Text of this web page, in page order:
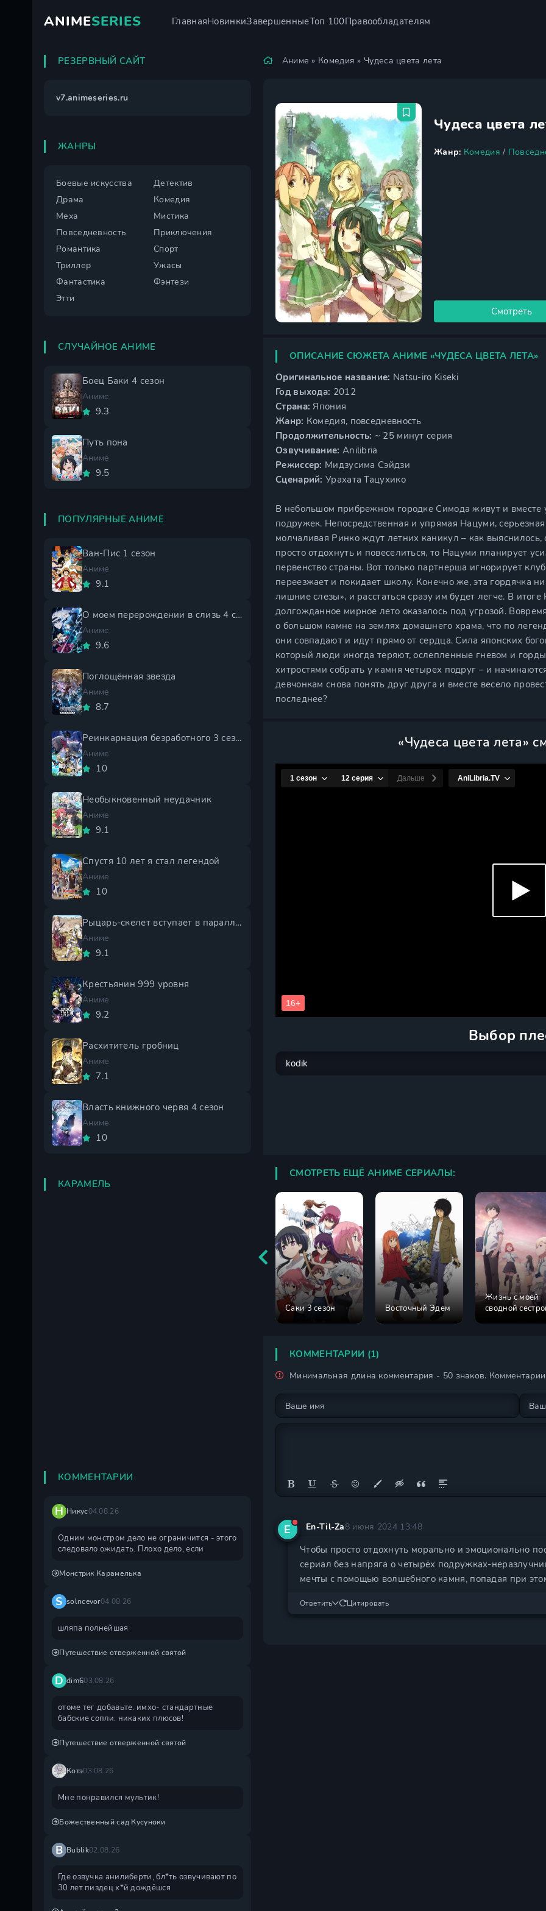
ANIMESERIES ГлавнаяНовинкиЗавершенныеТоп 100Правообладателям
Аниме » Комедия » Чудеса цвета лета
Чудеса цвета
Жанр: Комедия /
Смотреть
ОПИСАНИЕ СЮЖЕТА АНИМЕ «ЧУДЕСА ЦВЕТА ЛЕТА»
Оригинальное название: Natsu-iro Kiseki
Год выхода: 2012
Страна: Япония
Жанр: Комедия, повседневность
Продолжительность: ~ 25 минут серия
Озвучивание: Anilibria
Режиссер: Мидзусима Сэйдзи
Сценарий: Урахата Тацухико
В небольшом прибрежном городке Симода живут и вместе
подружек. Непосредственная и упрямая Нацуми,
молчаливая Ринко ждут летних каникул – как
просто отдохнуть и повеселиться, то Нацуми планирует
первенство страны. Вот только партнерша игнорирует
переезжает и покидает школу. Конечно же, эта гордячка
лишние слезы», и расстаться сразу им будет легче. В
долгожданное мирное лето оказалось под угрозой.
о большом камне на землях домашнего храма, что по
они совпадают и идут прямо от сердца. Сила японских
который люди иногда теряют, ослепленные гневом и
хитростями собрать у камня четырех подруг – и
девчонкам снова понять друг друга и вместе весело
последнее?
«Чудеса цвета лета»
Выбор
СМОТРЕТЬ ЕЩЁ АНИМЕ СЕРИАЛЫ:
Саки 3 сезон Восточный Эдем
Жизнь с моей
сводной
КОММЕНТАРИИ (1)
Минимальная длина комментария - 50 знаков.
E En-Til-Za8 июня 2024 13:48
Чтобы просто отдохнуть морально и эмоционально
сериал без напряга о четырёх подружках-
мечты с помощью волшебного камня, попадая при
Ответить Цитировать
РЕЗЕРВНЫЙ САЙТ
v7.animeseries.ru
ЖАНРЫ
Боевые искусства
Детектив
Драма
Комедия
Меха
Мистика
Повседневность
Приключения
Романтика
Спорт
Триллер
Ужасы
Фантастика
Фэнтези
Этти
СЛУЧАЙНОЕ АНИМЕ
Боец Баки 4 сезон
Аниме
9.3
Путь пона
Аниме
9.5
ПОПУЛЯРНЫЕ АНИМЕ
Ван-Пис 1 сезон
Аниме
9.1
О моем перерождении в слизь 4 сезон
Аниме
9.6
Поглощённая звезда
Аниме
8.7
Реинкарнация безработного 3 сезон
Аниме
10
Необыкновенный неудачник
Аниме
9.1
Спустя 10 лет я стал легендой
Аниме
10
Рыцарь-скелет вступает в параллельный мир 2 сезон
Аниме
9.1
Крестьянин 999 уровня
Аниме
9.2
Расхититель гробниц
Аниме
7.1
Власть книжного червя 4 сезон
Аниме
10
КАРАМЕЛЬ
КОММЕНТАРИИ
Н Никус04.08.26
Одним монстром дело не ограничится - этого
следовало ожидать. Плохо дело, если
Монстрик Карамелька
S solncevor04.08.26
шляпа полнейшая
Путешествие отверженной святой
D dim603.08.26
отоме тег добавьте. имхо- стандартные
бабские сопли. никаких плюсов!
Путешествие отверженной святой
Котэ03.08.26
Мне понравился мультик!
Божественный сад Кусуноки
B Bublik02.08.26
Где озвучка анилиберти, бл*ть озвучивают по
30 лет пиздец х*й дождëшся